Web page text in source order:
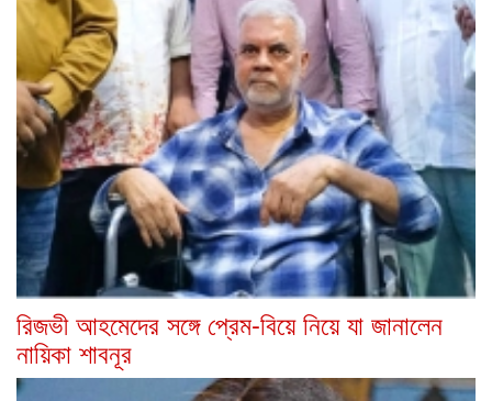
রিজভী আহমেদের সঙ্গে প্রেম-বিয়ে নিয়ে যা জানালেন
নায়িকা শাবনূর